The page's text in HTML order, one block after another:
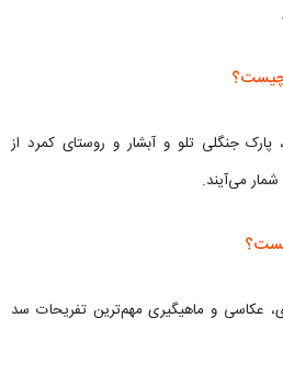
چیست؟
جنگلی تلو و آبشار و روستای کمرد از
می‌آیند.
عکاسی و ماهیگیری مهم‌ترین تفریحات سد